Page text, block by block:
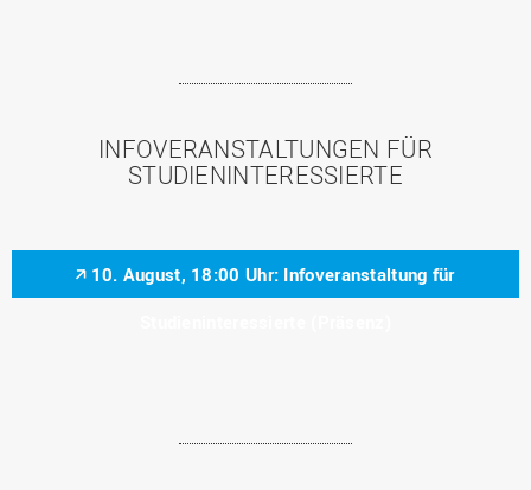
INFOVERANSTALTUNGEN FÜR
STUDIENINTERESSIERTE
10. August, 18:00 Uhr: Infoveranstaltung für